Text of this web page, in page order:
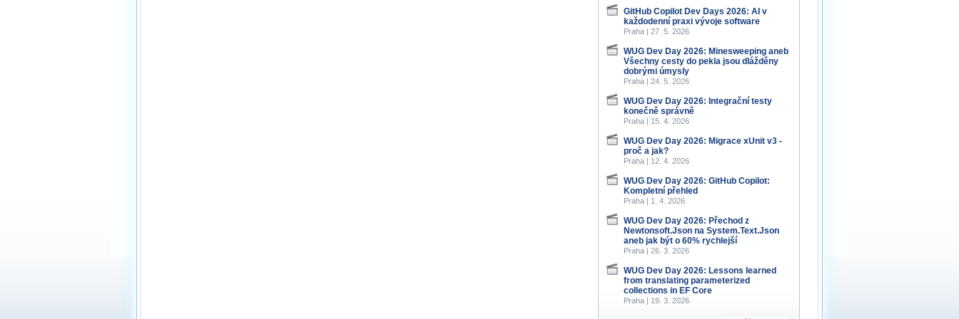
GitHub Copilot Dev Days 2026: AI v
každodenní praxi vývoje software
Praha | 27. 5. 2026
WUG Dev Day 2026: Minesweeping aneb
Všechny cesty do pekla jsou dlážděny
dobrými úmysly
Praha | 24. 5. 2026
WUG Dev Day 2026: Integrační testy
konečně správně
Praha | 15. 4. 2026
WUG Dev Day 2026: Migrace xUnit v3 -
proč a jak?
Praha | 12. 4. 2026
WUG Dev Day 2026: GitHub Copilot:
Kompletní přehled
Praha | 1. 4. 2026
WUG Dev Day 2026: Přechod z
Newtonsoft.Json na System.Text.Json
aneb jak být o 60% rychlejší
Praha | 26. 3. 2026
WUG Dev Day 2026: Lessons learned
from translating parameterized
collections in EF Core
Praha | 19. 3. 2026